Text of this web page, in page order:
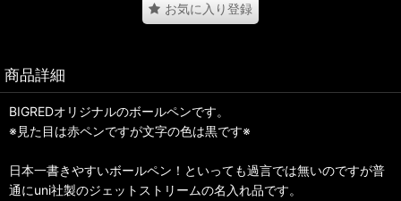
お気に入り登録
商品詳細
BIGREDオリジナルのボールペンです。
※見た目は赤ペンですが文字の色は黒です※
日本一書きやすいボールペン！といっても過言では無いのですが普
通にuni社製のジェットストリームの名入れ品です。